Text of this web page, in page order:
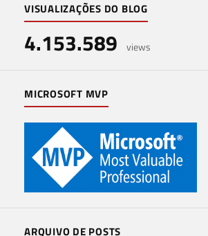
VISUALIZAÇÕES DO BLOG
4.153.589 views
MICROSOFT MVP
ARQUIVO DE POSTS